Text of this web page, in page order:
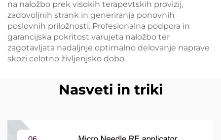
na naložbo prek visokih terapevtskih provizij,
zadovoljnih strank in generiranja ponovnih
poslovnih priložnosti. Profesionalna podpora in
garancijska pokritost varujeta naložbo ter
zagotavljata nadaljnje optimalno delovanje naprave
skozi celotno življenjsko dobo.
Nasveti in triki